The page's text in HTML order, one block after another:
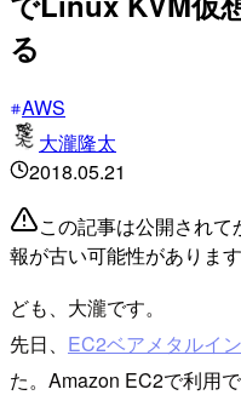
る
AWS
大瀧隆太
2018.05.21
この記事は公開され
報が古い可能性がありま
ども、大瀧です。
先日、 EC2ベアメタルイ
た。Amazon EC2で利用